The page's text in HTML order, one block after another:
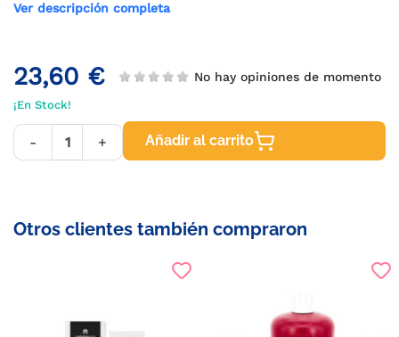
Ver descripción completa
23,60 € No hay opiniones de momento
¡En Stock!
- + Añadir al carrito
Otros clientes también compraron